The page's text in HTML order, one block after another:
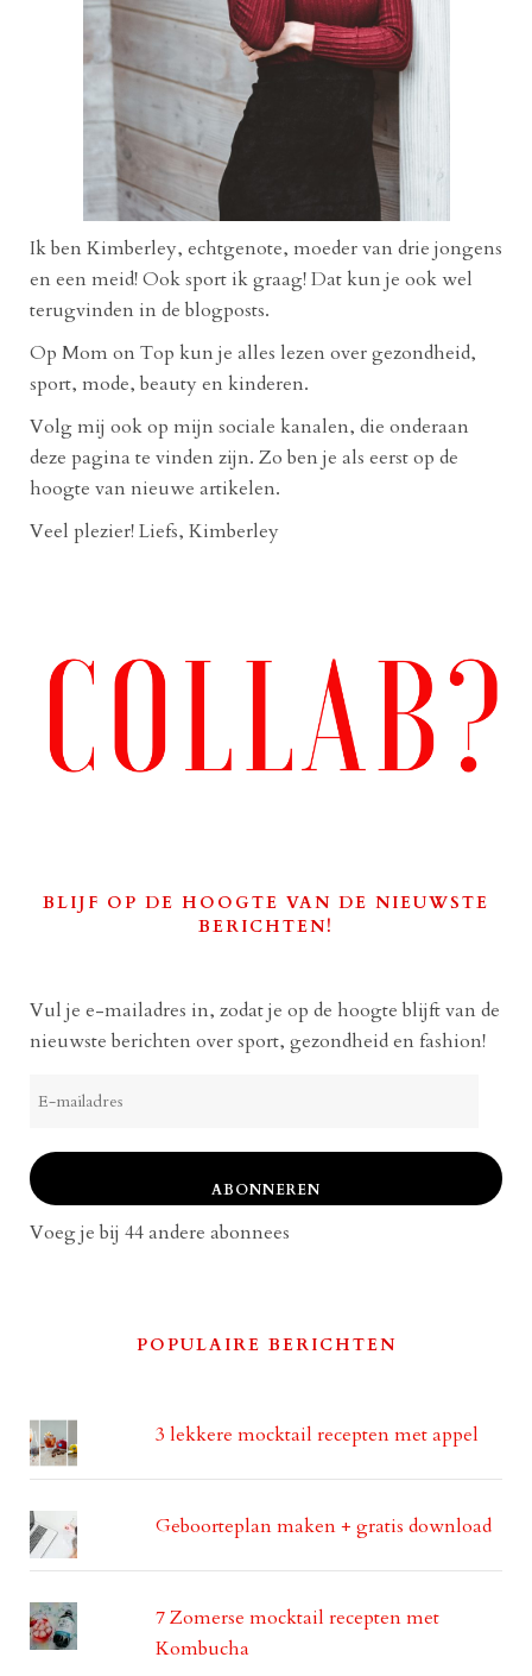
Ik ben Kimberley, echtgenote, moeder van drie jongens
en een meid! Ook sport ik graag! Dat kun je ook wel
terugvinden in de blogposts.
Op Mom on Top kun je alles lezen over gezondheid,
sport, mode, beauty en kinderen.
Volg mij ook op mijn sociale kanalen, die onderaan
deze pagina te vinden zijn. Zo ben je als eerst op de
hoogte van nieuwe artikelen.
Veel plezier! Liefs, Kimberley
BLIJF OP DE HOOGTE VAN DE NIEUWSTE
BERICHTEN!
Vul je e-mailadres in, zodat je op de hoogte blijft van de
nieuwste berichten over sport, gezondheid en fashion!
mailadres
ABONNEREN
Voeg je bij 44 andere abonnees
POPULAIRE BERICHTEN
3 lekkere mocktail recepten met appel
Geboorteplan maken + gratis download
7 Zomerse mocktail recepten met
Kombucha